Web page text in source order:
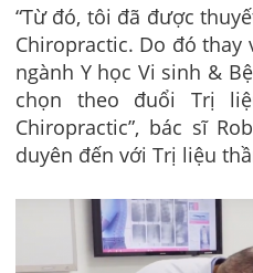
“Từ đó, tôi đã được
Chiropractic. Do đó thay
ngành Y học Vi sinh &
chọn theo đuổi Trị
Chiropractic”, bác sĩ
duyên đến với Trị liệu